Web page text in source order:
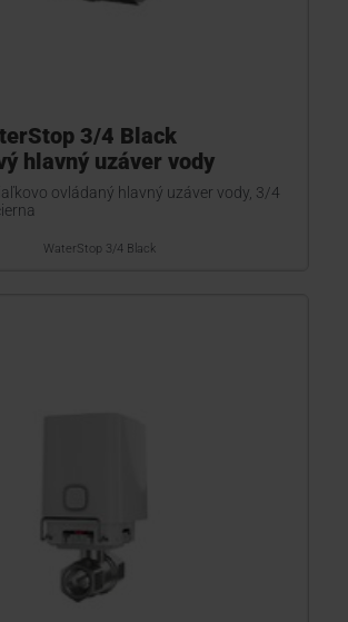
3/4 Black
hlavný uzáver vody
ovládaný hlavný uzáver vody, 3/4
WaterStop 3/4 Black